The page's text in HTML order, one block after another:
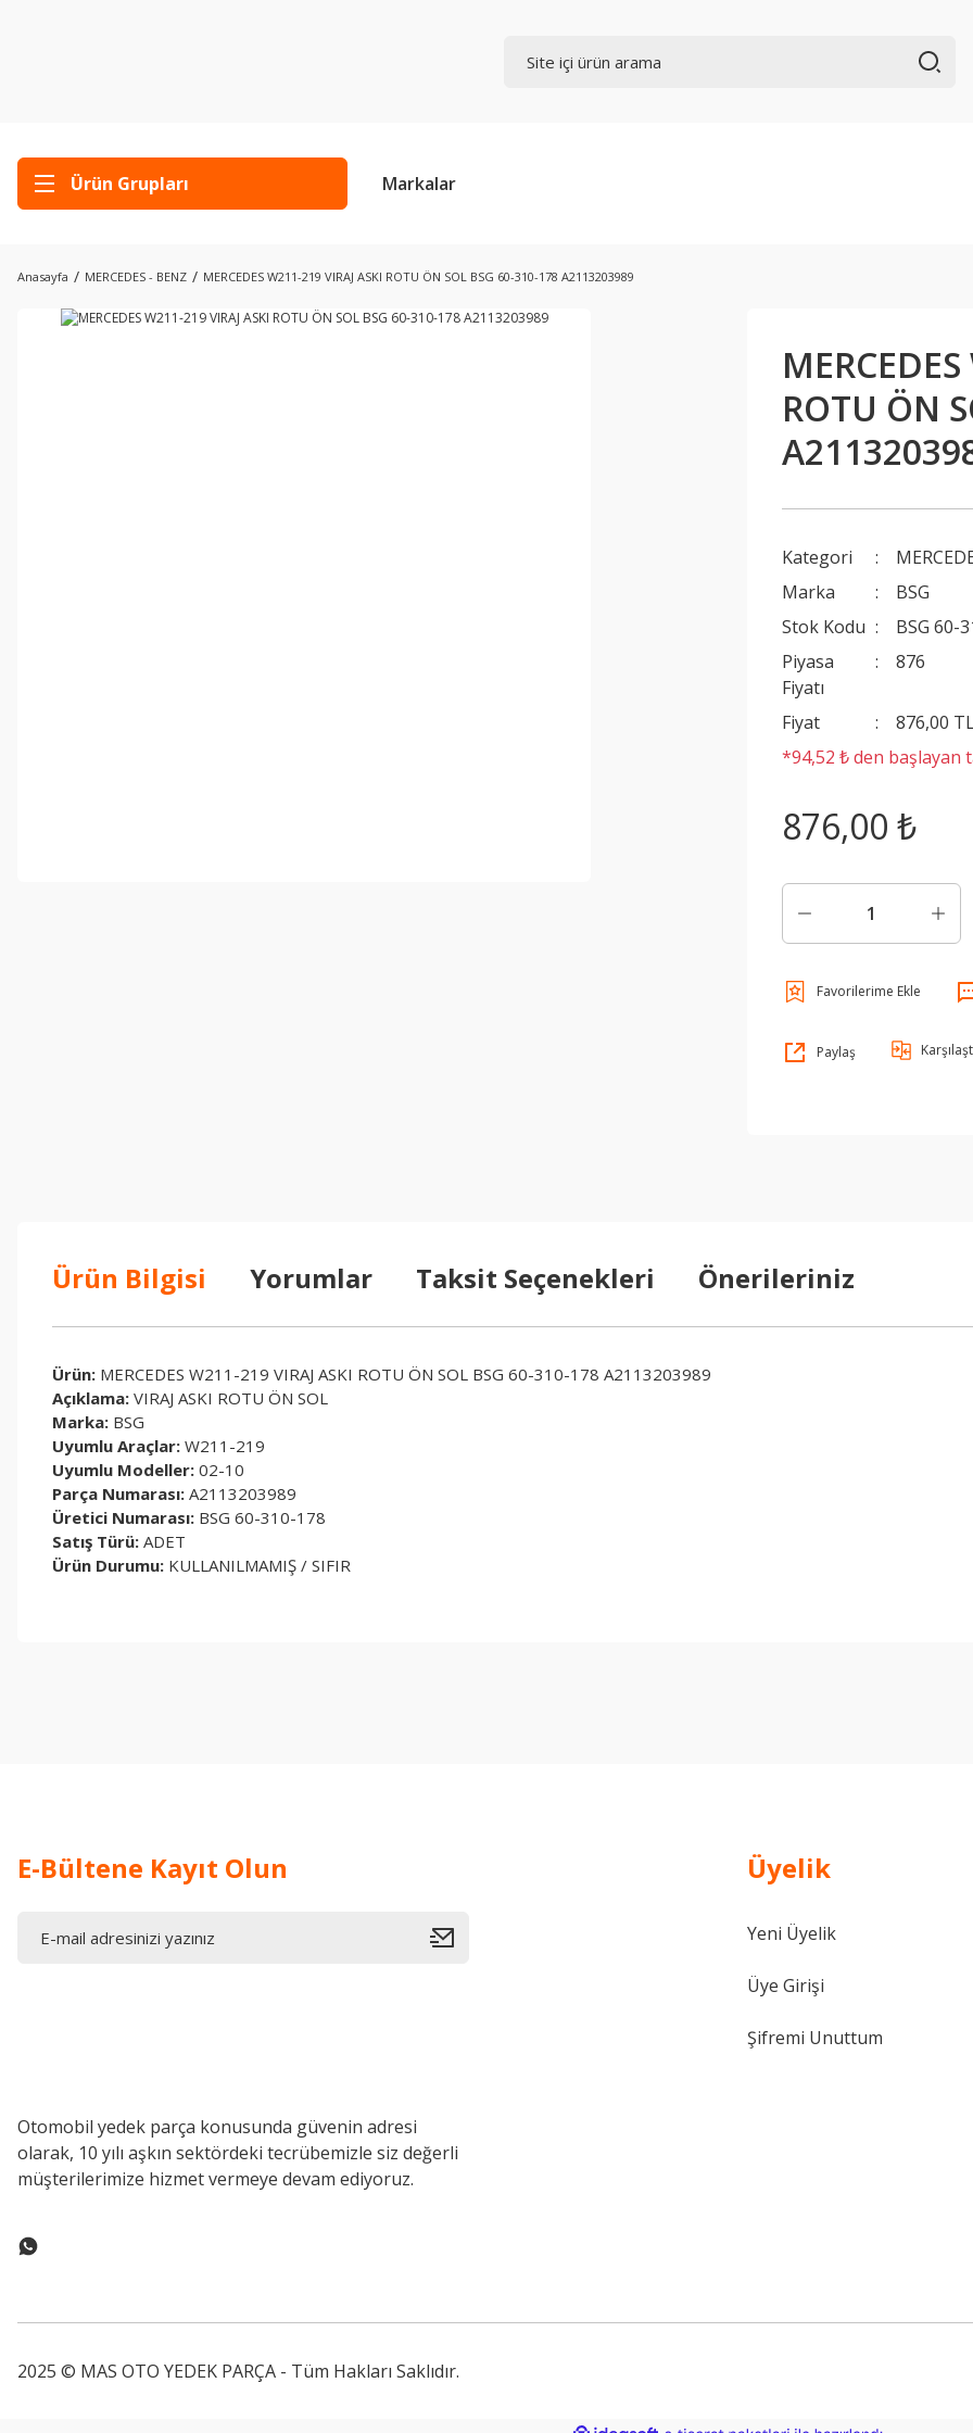
Ürün Grupları Markalar
Anasayfa MERCEDES - BENZ MERCEDES W211-219 VIRAJ ASKI ROTU ÖN SOL BSG 60-310-178 A2113203989
ROTU ÖN
Kategori
Marka
BSG
Stok Kodu
BSG 60-
Piyasa
Fiyatı
876
Fiyat
876,00
*94,52 ₺ den başlayan
876,00 ₺
Paylaş
Ürün Bilgisi Yorumlar Taksit Seçenekleri Önerileriniz
Ürün: MERCEDES W211-219 VIRAJ ASKI ROTU ÖN SOL BSG 60-310-178 A2113203989
Açıklama: VIRAJ ASKI ROTU ÖN SOL
Marka: BSG
Uyumlu Araçlar: W211-219
Uyumlu Modeller: 02-10
Parça Numarası: A2113203989
Üretici Numarası: BSG 60-310-178
Satış Türü: ADET
Ürün Durumu: KULLANILMAMIŞ / SIFIR
E-Bültene Kayıt Olun
Otomobil yedek parça konusunda güvenin adresi
olarak, 10 yılı aşkın sektördeki tecrübemizle siz değerli
müşterilerimize hizmet vermeye devam ediyoruz.
Üyelik
Yeni Üyelik
Üye Girişi
Şifremi Unuttum
2025 © MAS OTO YEDEK PARÇA - Tüm Hakları Saklıdır.